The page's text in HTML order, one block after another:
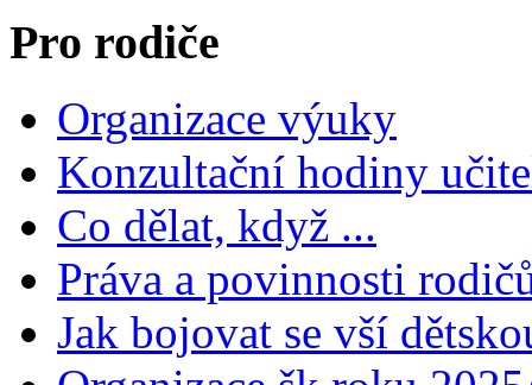
Pro rodiče
Organizace výuky
Konzultační hodiny
Co dělat, když ...
Práva a povinnosti
Jak bojovat se vší